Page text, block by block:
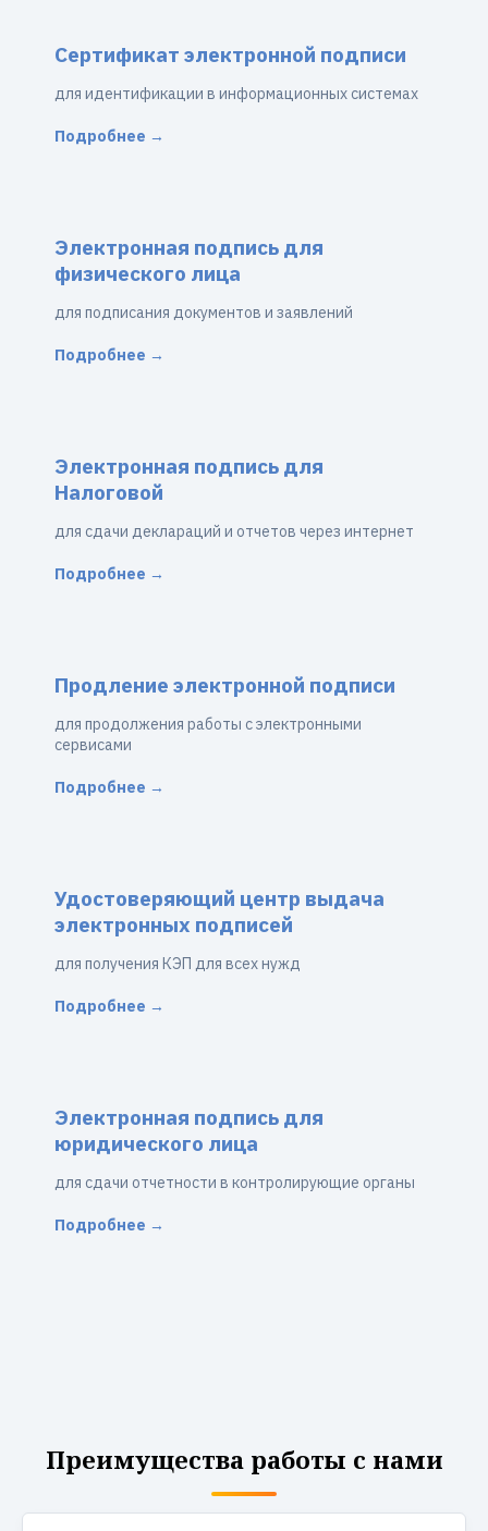
Сертификат электронной подписи
для идентификации в информационных системах
Подробнее →
Электронная подпись для
физического лица
для подписания документов и заявлений
Подробнее →
Электронная подпись для
Налоговой
для сдачи деклараций и отчетов через интернет
Подробнее →
Продление электронной подписи
для продолжения работы с электронными
сервисами
Подробнее →
Удостоверяющий центр выдача
электронных подписей
для получения КЭП для всех нужд
Подробнее →
Электронная подпись для
юридического лица
для сдачи отчетности в контролирующие органы
Подробнее →
Преимущества работы с нами